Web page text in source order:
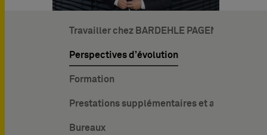
Travailler chez BARDEHLE PAGENBERG
Perspectives d’évolution
Formation
Prestations supplémentaires et avantages
Bureaux